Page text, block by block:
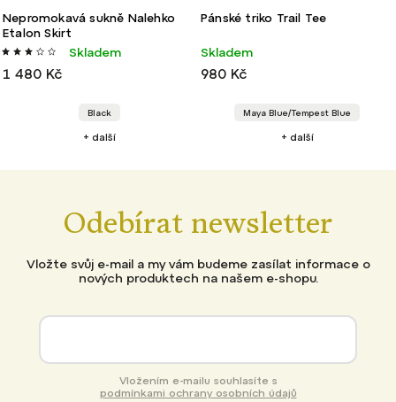
Nepromokavá sukně Nalehko
Etalon Skirt
Skladem
1 480 Kč
Black
+ další
Pánské triko Trail Tee
Skladem
980 Kč
Maya Blue/Tempest Blue
+ další
Odebírat newsletter
Vložte svůj e-mail a my vám budeme zasílat informace o
nových produktech na našem e-shopu.
podmínkami ochrany osobních údajů